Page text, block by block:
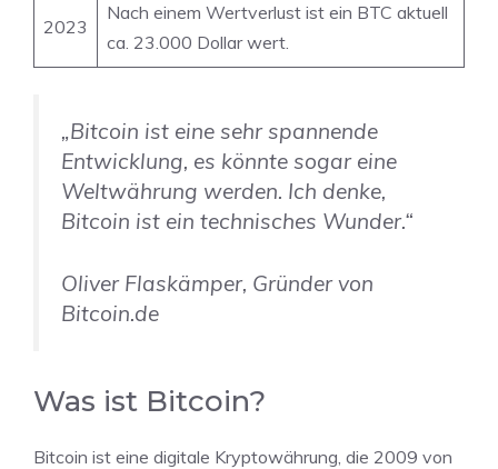
2023
Nach einem Wertverlust ist ein BTC aktuell
ca. 23.000 Dollar wert.
„Bitcoin ist eine sehr spannende
Entwicklung, es könnte sogar eine
Weltwährung werden. Ich denke,
Bitcoin ist ein technisches Wunder.“
Oliver Flaskämper, Gründer von
Bitcoin.de
Was ist Bitcoin?
Bitcoin ist eine digitale Kryptowährung, die 2009 von